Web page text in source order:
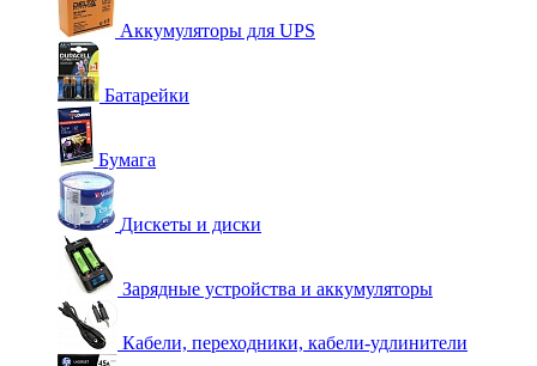
Аккумуляторы для UPS
Батарейки
Бумага
Дискеты и диски
Зарядные устройства и аккумуляторы
Кабели, переходники, кабели-удлинители